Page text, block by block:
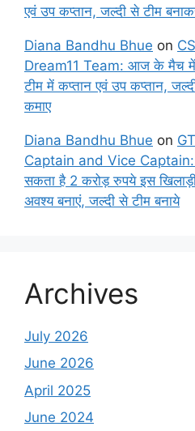
एवं उप कप्तान, जल्दी से टीम
Diana Bandhu Bhue on
Dream11 Team: आज के मैच में
टीम में कप्तान एवं उप कप्तान,
कमाए
Diana Bandhu Bhue on
Captain and Vice Captain:
सकता है 2 करोड़ रुपये इस
अवश्य बनाएं, जल्दी से टीम बनाये
Archives
July 2026
June 2026
April 2025
June 2024